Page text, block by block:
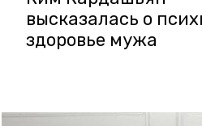
высказалась о
здоровье мужа